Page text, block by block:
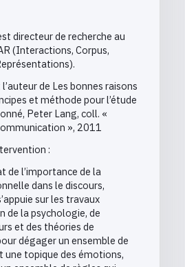
directeur de recherche au
(Interactions, Corpus,
de Les bonnes raisons
et méthode pour l’étude
Peter Lang, coll. «
», 2011
:
de l’importance de la
dans le discours,
sur les travaux
de la psychologie, de
et des théories de
dégager un ensemble de
topique des émotions,